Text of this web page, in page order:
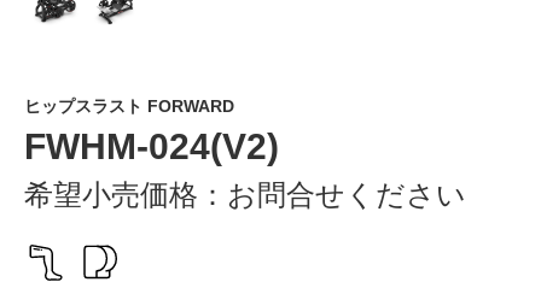
ヒップスラスト FORWARD
FWHM-024(V2)
希望小売価格： お問合せください